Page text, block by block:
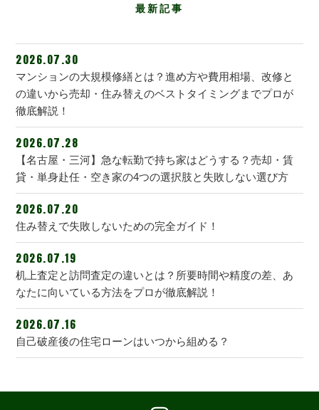
最新記事
2026.07.30
マンションの大規模修繕とは？進め方や費用相場、改修と
の違いから売却・住み替えのベストタイミングまでプロが
徹底解説！
2026.07.28
【名古屋・三河】急な転勤で持ち家はどうする？売却・賃
貸・単身赴任・空き家の4つの選択肢と失敗しない選び方
2026.07.20
住み替えで失敗しないための完全ガイド！
2026.07.19
机上査定と訪問査定の違いとは？所要時間や精度の差、あ
なたに向いている方法をプロが徹底解説！
2026.07.16
自己破産後の住宅ローンはいつから組める？